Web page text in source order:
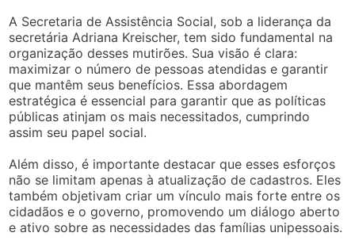
A Secretaria de Assistência Social, sob a liderança da
secretária Adriana Kreischer, tem sido fundamental na
organização desses mutirões. Sua visão é clara:
maximizar o número de pessoas atendidas e garantir
que mantêm seus benefícios. Essa abordagem
estratégica é essencial para garantir que as políticas
públicas atinjam os mais necessitados, cumprindo
assim seu papel social.
Além disso, é importante destacar que esses esforços
não se limitam apenas à atualização de cadastros. Eles
também objetivam criar um vínculo mais forte entre os
cidadãos e o governo, promovendo um diálogo aberto
e ativo sobre as necessidades das famílias unipessoais.